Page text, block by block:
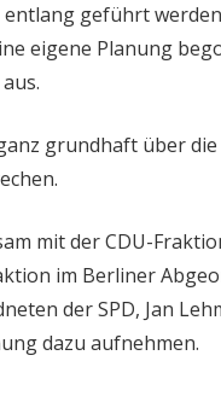
geführt
eigene Planung
grundhaft über
mit der CDU-
im Berliner
der SPD, Jan
dazu aufnehmen.